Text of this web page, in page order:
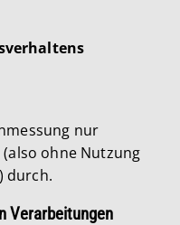
nur
ohne Nutzung
durch.
Verarbeitungen